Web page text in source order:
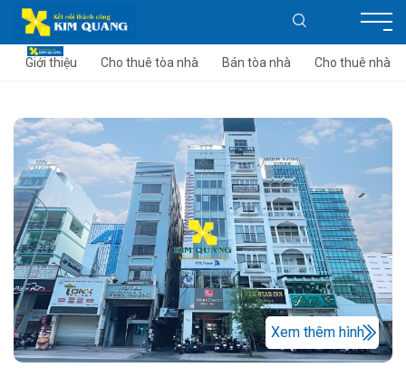
Giới thiệu Cho thuê tòa nhà Bán tòa nhà Cho thuê nhà
Xem thêm hình